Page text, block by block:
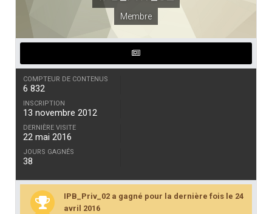
Membre
COMPTEUR DE CONTENUS
6 832
INSCRIPTION
13 novembre 2012
DERNIÈRE VISITE
22 mai 2016
JOURS GAGNÉS
38
IPB_Priv_02 a gagné pour la dernière fois le 24
avril 2016